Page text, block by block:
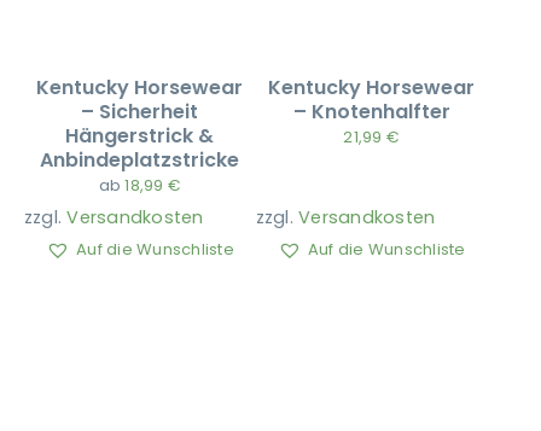
Kentucky Horsewear
– Sicherheit
Hängerstrick &
Anbindeplatzstricke
ab18,99 €
zzgl.Versandkosten
Auf die Wunschliste
Kentucky Horsewear
– Knotenhalfter
21,99 €
zzgl.Versandkosten
Auf die Wunschliste